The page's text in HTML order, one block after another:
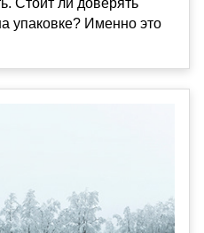
упаковке? Именно это